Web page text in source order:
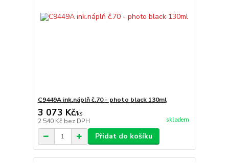
C9449A ink.náplň č.70 - photo black 130ml
3 073 Kč/ks
2 540 Kč bez DPH skladem
Přidat do košíku